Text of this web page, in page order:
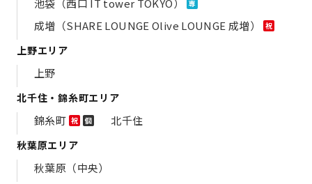
専
成増（SHARE LOUNGE Olive LOUNGE 成増） 祝
上野エリア
上野
北千住・錦糸町エリア
錦糸町 祝 個 北千住
秋葉原エリア
秋葉原（中央）